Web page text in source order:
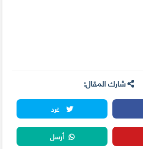
شارك المقال:
غرد
أرسل